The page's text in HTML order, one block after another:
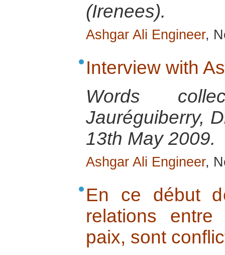
(Irenees).
Ashgar Ali Engineer,
Interview with
Words
Jauréguiberry,
13th May 2009.
Ashgar Ali Engineer,
En ce début
relations
paix, sont